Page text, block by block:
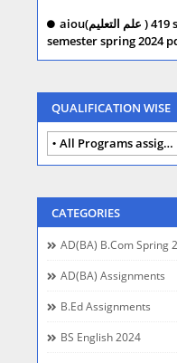
aiou(علم التعلیم ) 419 solved assignment
semester spring 2024
QUALIFICATION WISE
All Programs assignments autumn 2024
CATEGORIES
AD(BA) B.com Spring
AD(BA) Assignments
B.Ed Assignments
BS English 2024